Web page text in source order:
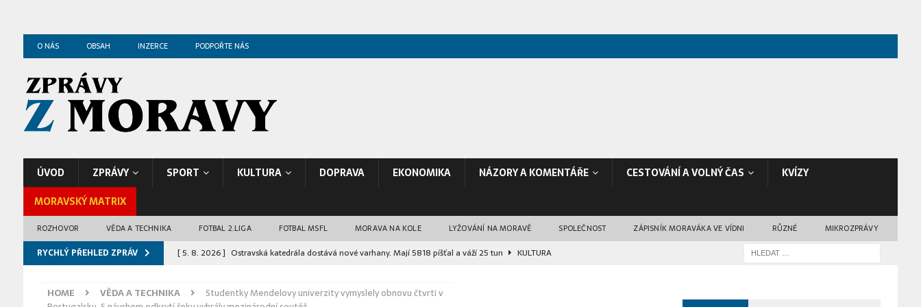
O NÁS OBSAH INZERCE PODPOŘTE NÁS
ÚVOD ZPRÁVY SPORT KULTURA DOPRAVA EKONOMIKA NÁZORY A KOMENTÁŘE CESTOVÁNÍ A VOLNÝ ČAS
KVÍZY
MORAVSKÝ MATRIX
ROZHOVOR VĚDA A TECHNIKA FOTBAL 2.LIGA FOTBAL MSFL MORAVA NA KOLE LYŽOVÁNÍ NA MORAVĚ SPOLEČNOST ZÁPISNÍK MORAVÁKA VE VÍDNI RŮZNÉ MIKROZPRÁVY
RYCHLÝ PŘEHLED ZPRÁV [ 5. 8. 2026 ] Ostravská katedrála dostává nové varhany. Mají 5818 píšťal a váží 25 tun
KULTURA
ZPRÁVY Z OSTRAVY
HOME VĚDA A TECHNIKA
Studentky Mendelovy univerzity vymyslely obnovu čtvrti v